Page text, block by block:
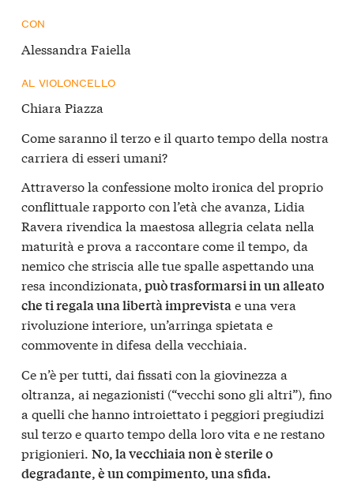
CON
Alessandra Faiella
AL VIOLONCELLO
Chiara Piazza
Come saranno il terzo e il quarto tempo della nostra
carriera di esseri umani?
Attraverso la confessione molto ironica del proprio
conflittuale rapporto con l’età che avanza, Lidia
Ravera rivendica la maestosa allegria celata nella
maturità e prova a raccontare come il tempo, da
nemico che striscia alle tue spalle aspettando una
resa incondizionata,può trasformarsi in un alleato
che ti regala una libertà imprevistae una vera
rivoluzione interiore, un’arringa spietata e
commovente in difesa della vecchiaia.
Ce n’è per tutti, dai fissati con la giovinezza a
oltranza, ai negazionisti (“vecchi sono gli altri”), fino
a quelli che hanno introiettato i peggiori pregiudizi
sul terzo e quarto tempo della loro vita e ne restano
prigionieri. No, la vecchiaia non è sterile o
degradante, è un compimento, una sfida.